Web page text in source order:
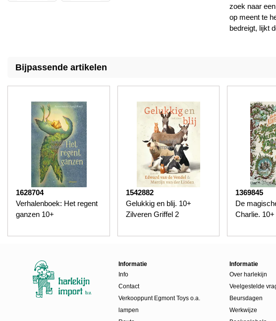
zoek naar
op meent te
bedreigt, lijkt
Bijpassende artikelen
1628704
Verhalenboek: Het regent
ganzen 10+
1542882
Gelukkig en blij. 10+
Zilveren Griffel 2
1369845
De
Charlie. 10+
Informatie
Info
Contact
Verkooppunt Egmont Toys o.a.
lampen
Informatie
Over harlekijn
Veelgestelde
Beursdagen
Werkwijze